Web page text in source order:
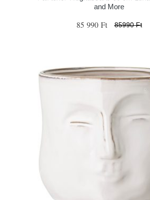
and More
85 990 Ft 85990 Ft